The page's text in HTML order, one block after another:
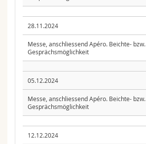
28.11.2024
Messe, anschliessend Apéro. Beichte- bzw.
Gesprächsmöglichkeit
05.12.2024
Messe, anschliessend Apéro. Beichte- bzw.
Gesprächsmöglichkeit
12.12.2024